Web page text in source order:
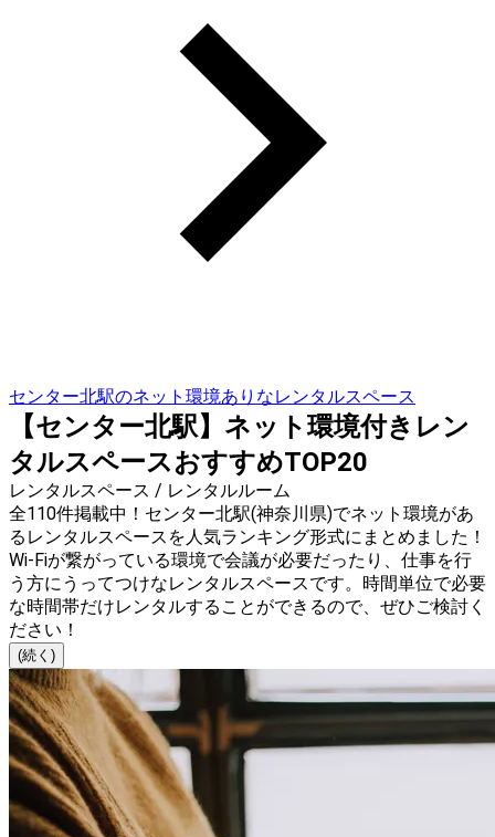
センター北駅のネット環境ありなレンタルスペース
【センター北駅】ネット環境付きレン
タルスペースおすすめTOP20
レンタルスペース / レンタルルーム
全110件掲載中！センター北駅(神奈川県)でネット環境があ
るレンタルスペースを人気ランキング形式にまとめました！
Wi-Fiが繋がっている環境で会議が必要だったり、仕事を行
う方にうってつけなレンタルスペースです。時間単位で必要
な時間帯だけレンタルすることができるので、ぜひご検討く
ださい！
(続く)